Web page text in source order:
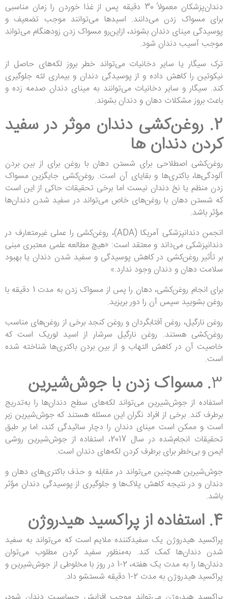
دندان‌پزشکان معمولاً 30 دقیقه پس از غذا خوردن را زمان مناسبی
برای مسواک زدن می‌دانند. اسیدها می‌توانند موجب تضعیف و
پوسیدگی مینای دندان بشوند، ازاین‌رو مسواک زدن زودهنگام می‌تواند
موجب آسیب دندان شود.
ترک سیگار یا سایر دخانیات می‌تواند خطر بروز لکه‌های حاصل از
نیکوتین را کاهش داده و از پوسیدگی دندان و بیماری لثه جلوگیری
کند. سیگار و سایر دخانیات می‌توانند به مینای دندان صدمه ‌زده و
باعث بروز مشکلات دهان و دندان بشوند.
2. روغن‌کشی دندان موثر در سفید
کردن دندان ها
روغن‌کشی اصطلاحی برای شستن دهان با روغن برای از بین بردن
آلودگی‌ها، باکتری‌ها و بقایای آن است. روغن‌کشی جایگزین مسواک
زدن منظم یا نخ دندان نیست اما برخی تحقیقات حاکی از این است
که شستن دهان با روغن‌های خاص می‌تواند در سفید شدن دندان‌ها
مؤثر باشد.
انجمن دندانپزشکی آمریکا (ADA)، روغن‌کشی را عملی غیرمتعارف در
دندانپزشکی می‌داند و معتقد است: «هیچ مطالعه علمی معتبری مبنی
بر تأثیر روغن‌کشی در کاهش پوسیدگی و سفید شدن دندان یا بهبود
سلامت دهان و دندان وجود ندارد.»
برای انجام روغن‌کشی، دهان را پس از مسواک زدن به مدت 1 دقیقه با
روغن بشویید سپس آن را دور بریزید.
روغن نارگیل، روغن آفتابگردان و روغن کنجد برخی از روغن‌های مناسب
روغن‌کشی هستند. روغن نارگیل سرشار از اسید لوریک است که
خاصیت آن در کاهش التهاب و از بین بردن باکتری‌ها شناخته شده
است.
3. مسواک زدن با جوش‌شیرین
استفاده از جوش‌شیرین می‌تواند لکه‌های سطح دندان‌ها را به‌تدریج
برطرف کند. برخی از افراد نگران این مسئله هستند که جوش‌شیرین زبر
است و ممکن است مینای دندان را دچار سائیدگی کند، اما بر طبق
تحقیقات انجام‌شده در سال 2017، استفاده از جوش‌شیرین روشی
ایمن و بی‌خطر برای برطرف کردن لکه‌های دندان است.
جوش‌شیرین همچنین می‌تواند در مقابله و حذف باکتری‌های دهان و
دندان و در نتیجه کاهش پلاک‌ها و جلوگیری از پوسیدگی دندان مؤثر
باشد.
4. استفاده از پراکسید هیدروژن
پراکسید هیدروژن یک سفیدکننده ملایم است که می‌تواند به سفید
شدن دندان‌ها کمک کند. به‌منظور سفید کردن مطلوب می‌توان
دندان‌ها را به مدت یک هفته، 2-1 در روز با مخلوطی از جوش‌شیرین و
پراکسید هیدروژن به مدت 2-1 دقیقه شستشو داد.